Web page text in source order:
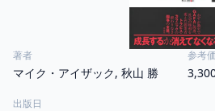
著者
マイク・アイザック, 秋山 勝
参考
出版日